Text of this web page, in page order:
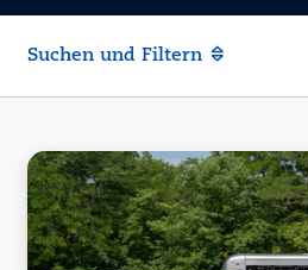
Suchen und Filtern